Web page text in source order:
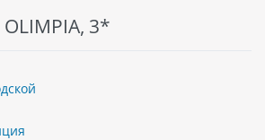
OLIMPIA, 3*